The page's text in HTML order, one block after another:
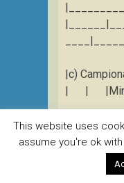
|c)
| |
| |
|-
This website uses
assume you're ok